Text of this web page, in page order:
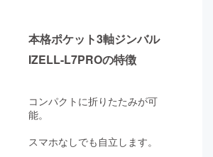
本格ポケット3軸ジンバル
IZELL-L7PROの特徴
コンパクトに折りたたみが可
能。
スマホなしでも自立します。